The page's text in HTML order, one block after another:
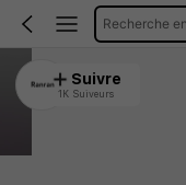
Recherche
Romantic
4.92
Suivre
1K Suiveurs